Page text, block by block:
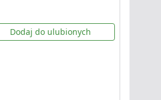
Dodaj do ulubionych